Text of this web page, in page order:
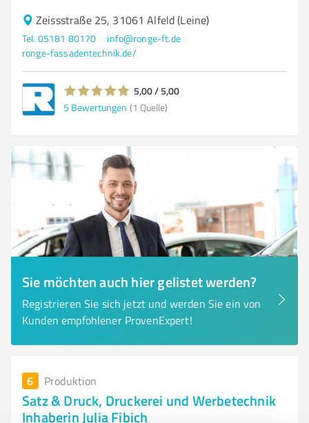
Zeissstraße 25, 31061 Alfeld (Leine)
Tel. 05181 80170
info@ronge-ft.de
ronge-fassadentechnik.de/
5,00 / 5,00
5 Bewertungen (1 Quelle)
Sie möchten auch hier gelistet werden?
Registrieren Sie sich jetzt und werden Sie ein von
Kunden empfohlener ProvenExpert!
6 Produktion
Satz & Druck, Druckerei und Werbetechnik
Inhaberin Julia Fibich